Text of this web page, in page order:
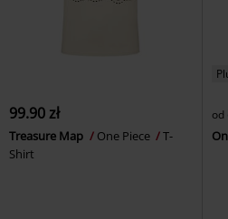
99.90 zł
Treasure Map One Piece
T-
Shirt
od